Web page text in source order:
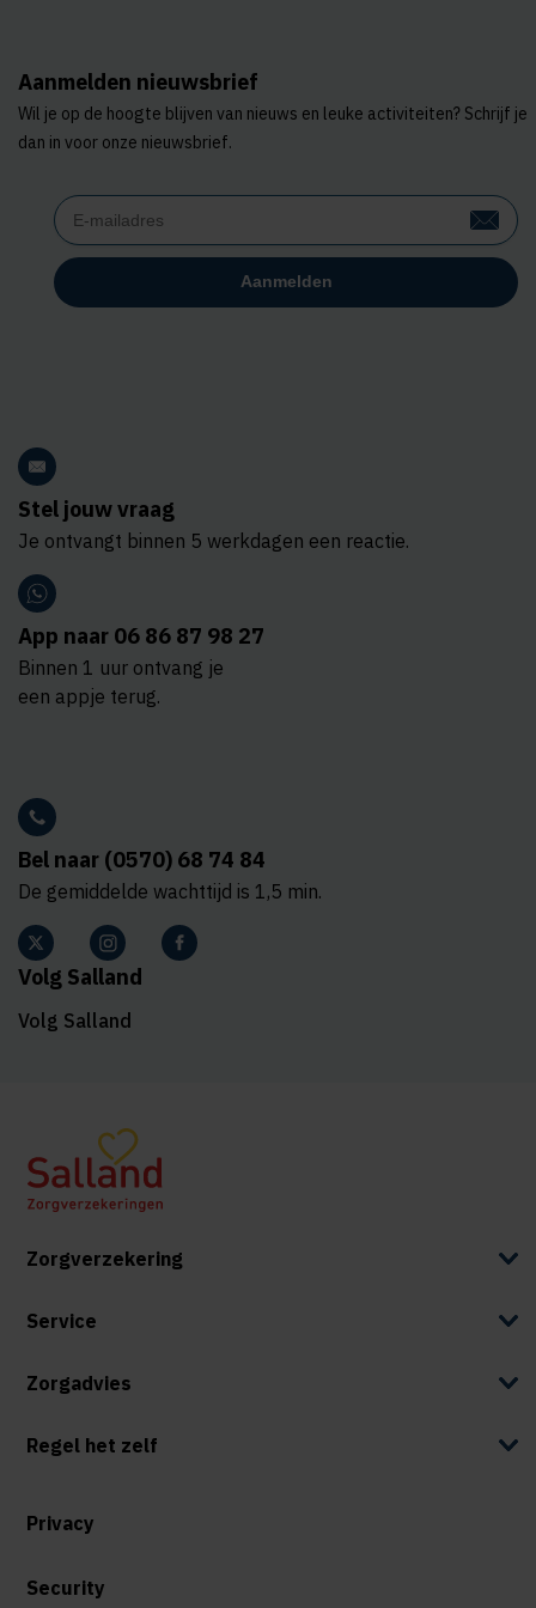
Aanmelden nieuwsbrief
Wil je op de hoogte blijven van nieuws en leuke activiteiten? Schrijf je
dan in voor onze nieuwsbrief.
Stel jouw vraag
Je ontvangt binnen 5 werkdagen een reactie.
App naar 06 86 87 98 27
Binnen 1 uur ontvang je
een appje terug.
Bel naar (0570) 68 74 84
De gemiddelde wachttijd is 1,5 min.
Volg Salland
Volg Salland
Zorgverzekering
Service
Zorgadvies
Regel het zelf
Privacy
Security